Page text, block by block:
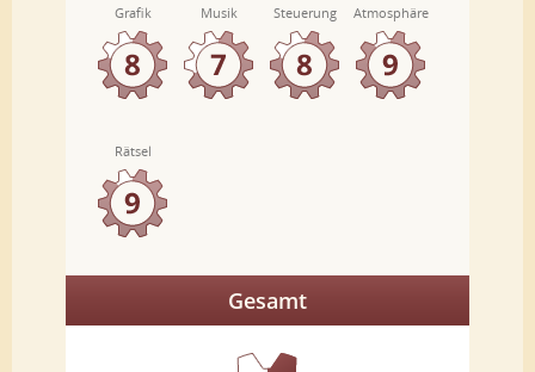
Grafik Musik Steuerung Atmosphäre
Rätsel
Gesamt